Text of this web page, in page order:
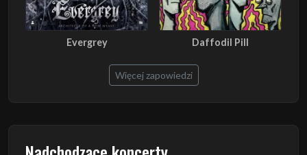
Evergrey Daffodil Pill
Więcej zapowiedzi